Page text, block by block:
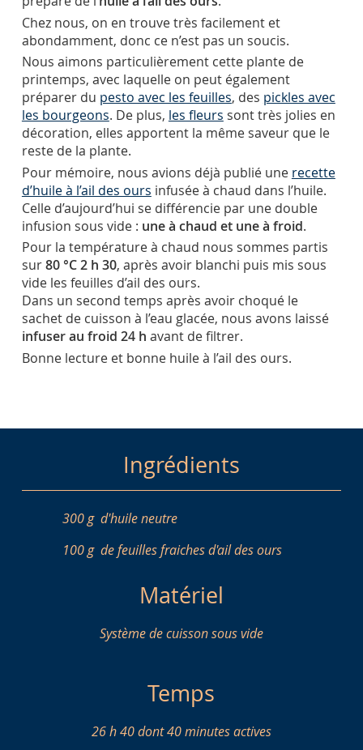
Chez nous, on en trouve très facilement et
abondamment, donc ce n’est pas un soucis.
Nous aimons particulièrement cette plante de
printemps, avec laquelle on peut également
préparer du pesto avec les feuilles, des pickles avec
les bourgeons. De plus, les fleurs sont très jolies en
décoration, elles apportent la même saveur que le
reste de la plante.
Pour mémoire, nous avions déjà publié une recette
d’huile à l’ail des ours infusée à chaud dans l’huile.
Celle d’aujourd’hui se différencie par une double
infusion sous vide : une à chaud et une à froid.
Pour la température à chaud nous sommes partis
sur80 °C 2 h 30, après avoir blanchi puis mis sous
vide les feuilles d’ail des ours.
Dans un second temps après avoir choqué le
sachet de cuisson à l’eau glacée, nous avons laissé
infuser au froid 24 h avant de filtrer.
Bonne lecture et bonne huile à l’ail des ours.
Ingrédients
300 g d'huile neutre
100 g de feuilles fraiches d'ail des ours
Matériel
Système de cuisson sous vide
Temps
26 h 40 dont 40 minutes actives